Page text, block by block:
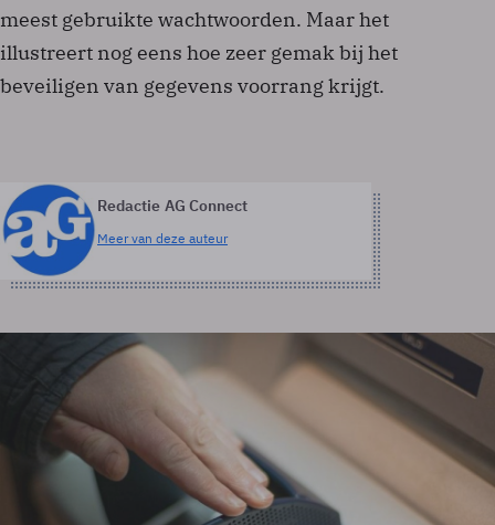
meest gebruikte wachtwoorden. Maar het
illustreert nog eens hoe zeer gemak bij het
beveiligen van gegevens voorrang krijgt.
Redactie AG Connect
Meer van deze auteur